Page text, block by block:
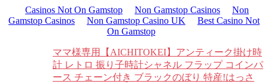
Casinos Not On Gamstop Non Gamstop Casinos
Non
Gamstop Casinos
Non Gamstop Casino UK
Best Casino Not
On Gamstop
ママ様専用【AICHITOKEI】アンティーク掛け時
計 レトロ 振り子時計シャネル フラップ コインパ
ース チェーン付き ブラックのぼり 特産!はっさ